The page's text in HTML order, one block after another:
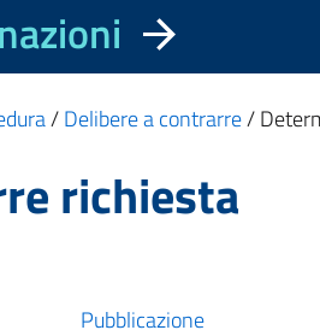
/Delibere a contrarre/
richiesta
Pubblicazione